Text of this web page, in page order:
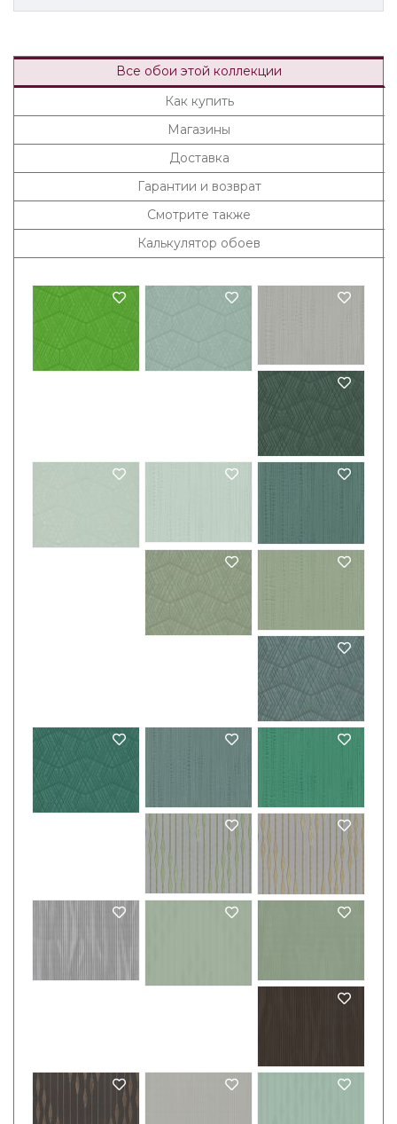
Все обои этой коллекции
Как купить
Магазины
Доставка
Гарантии и возврат
Смотрите также
Калькулятор обоев